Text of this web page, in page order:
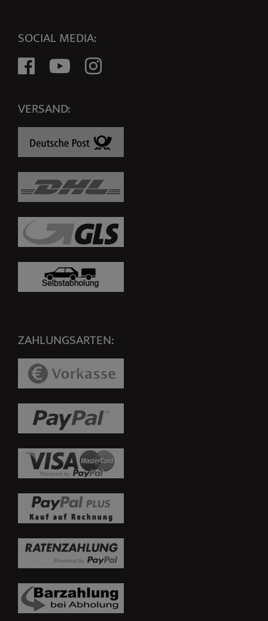
SOCIAL MEDIA:
VERSAND:
ZAHLUNGSARTEN: